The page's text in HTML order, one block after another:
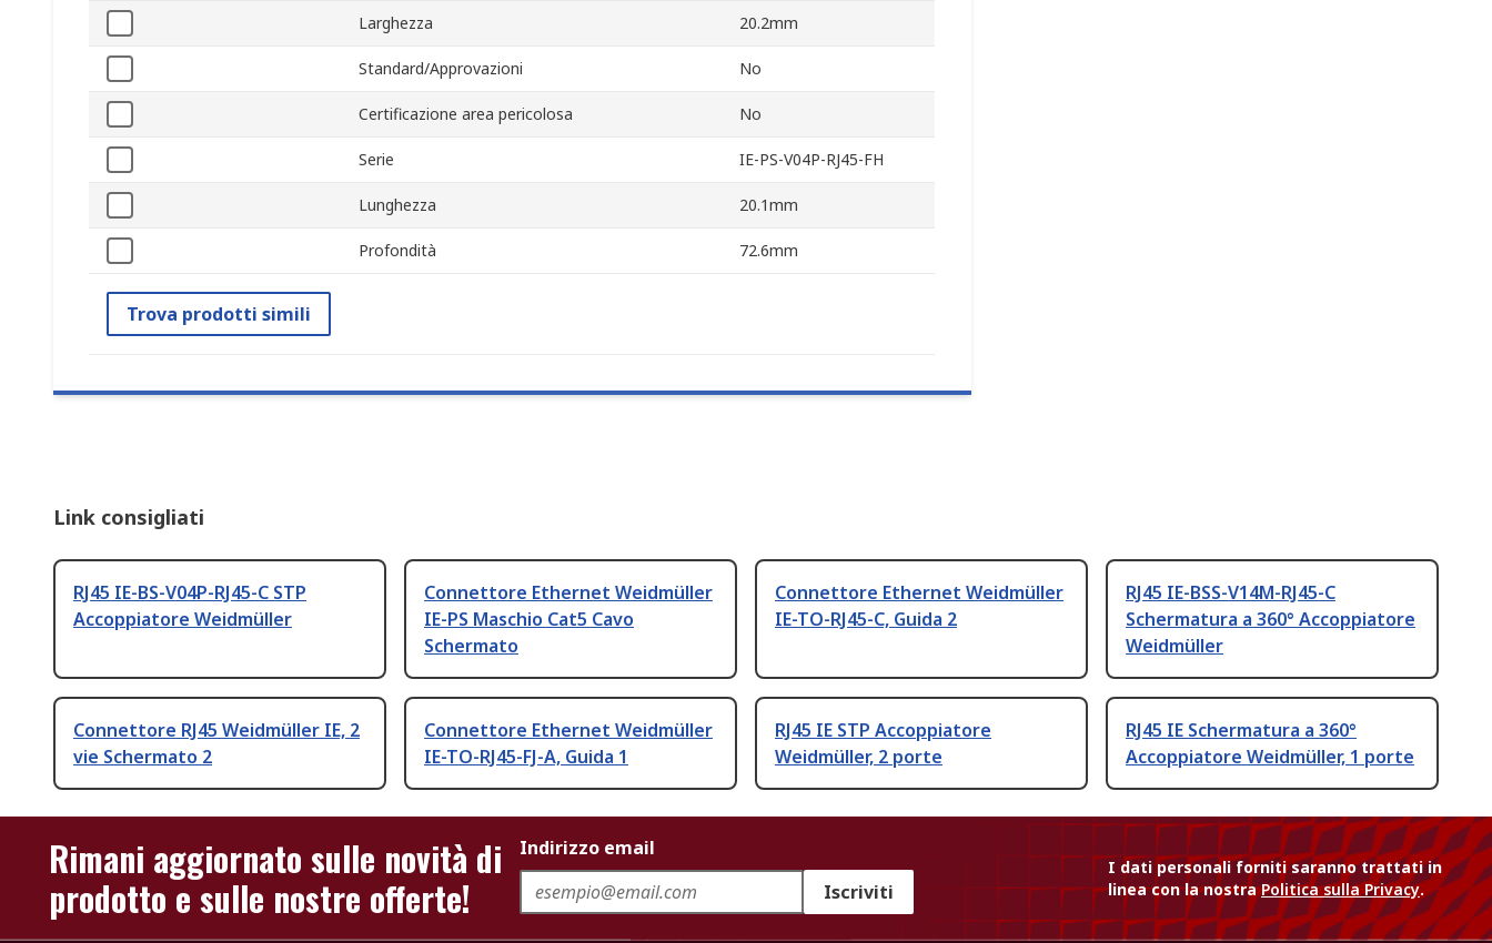
Larghezza 20.2mm
Standard/Approvazioni No
Certificazione area pericolosa No
Serie IE-PS-V04P-RJ45-FH
Lunghezza 20.1mm
Profondità 72.6mm
Trova prodotti simili
Link consigliati
RJ45 IE-BS-V04P-RJ45-C STP
Accoppiatore Weidmüller
Connettore Ethernet Weidmüller
IE-PS Maschio Cat5 Cavo
Schermato
Connettore Ethernet Weidmüller
IE-TO-RJ45-C, Guida 2
RJ45 IE-BSS-V14M-RJ45-C
Schermatura a 360° Accoppiatore
Weidmüller
Connettore RJ45 Weidmüller IE, 2
vie Schermato 2
Connettore Ethernet Weidmüller
IE-TO-RJ45-FJ-A, Guida 1
RJ45 IE STP Accoppiatore
Weidmüller, 2 porte
RJ45 IE Schermatura a 360°
Accoppiatore Weidmüller, 1 porte
Rimani aggiornato sulle novità di
prodotto e sulle nostre offerte!
Indirizzo email
Iscriviti
I dati personali forniti saranno trattati in
linea con la nostraPolitica sulla Privacy.